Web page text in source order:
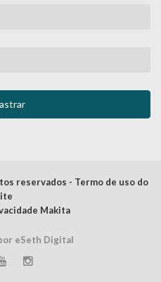
reservados - Termo de uso do
Makita
eSeth Digital